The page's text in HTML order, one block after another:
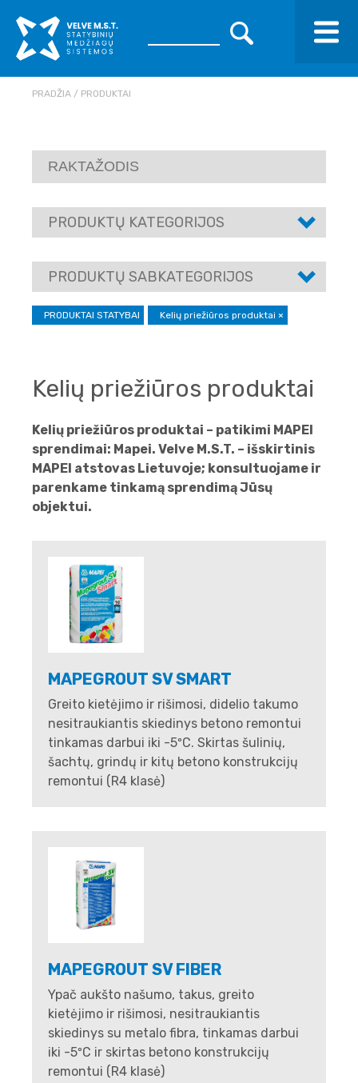
PRADŽIA PRODUKTAI
PRODUKTŲ KATEGORIJOS
PRODUKTŲ SABKATEGORIJOS
PRODUKTAI STATYBAI Kelių priežiūros produktai ×
Kelių priežiūros produktai
Kelių priežiūros produktai – patikimi MAPEI
sprendimai: Mapei. Velve M.S.T. – išskirtinis
MAPEI atstovas Lietuvoje; konsultuojame ir
parenkame tinkamą sprendimą Jūsų
objektui.
MAPEGROUT SV SMART
Greito kietėjimo ir rišimosi, didelio takumo
nesitraukiantis skiedinys betono remontui
tinkamas darbui iki -5ºC. Skirtas šulinių,
šachtų, grindų ir kitų betono konstrukcijų
remontui (R4 klasė)
MAPEGROUT SV FIBER
Ypač aukšto našumo, takus, greito
kietėjimo ir rišimosi, nesitraukiantis
skiedinys su metalo fibra, tinkamas darbui
iki -5ºC ir skirtas betono konstrukcijų
remontui (R4 klasė)